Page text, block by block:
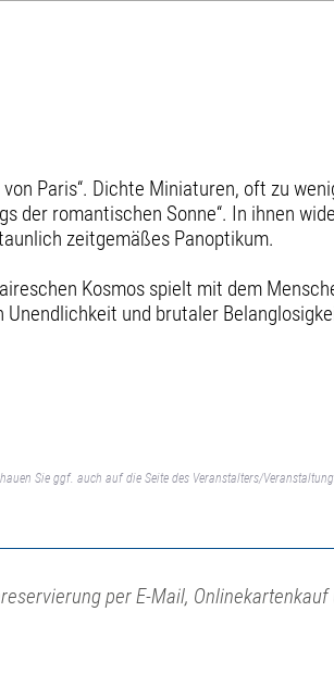
Paris“. Dichte Miniaturen, oft zu
der romantischen Sonne“. In ihnen
zeitgemäßes Panoptikum.
Kosmos spielt mit dem
und brutaler
Sie ggf. auch auf die Seite des Veranstalters/
per E-Mail,